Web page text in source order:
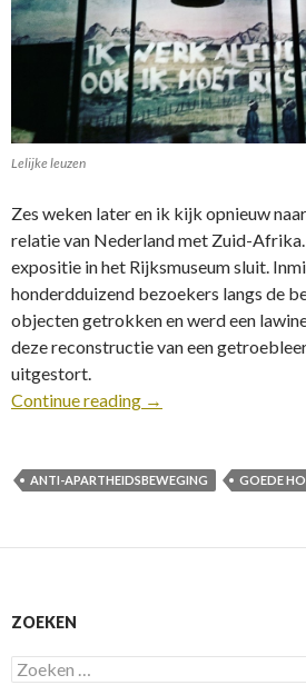
Lelijke leuzen
Zes weken later en ik kijk opnieuw naar
relatie van Nederland met Zuid-
expositie in het Rijksmuseum sluit.
honderdduizend bezoekers langs de
objecten getrokken en werd een
deze reconstructie van een
uitgestort.
Continue reading →
ANTI-APARTHEIDSBEWEGING GOEDE
ZOEKEN
Zoeken
naar: